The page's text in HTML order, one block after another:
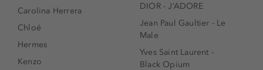
Carolina Herrera
Chloé
Hermes
Kenzo
DIOR - J’ADORE
Jean Paul Gaultier - Le
Male
Yves Saint Laurent -
Black Opium